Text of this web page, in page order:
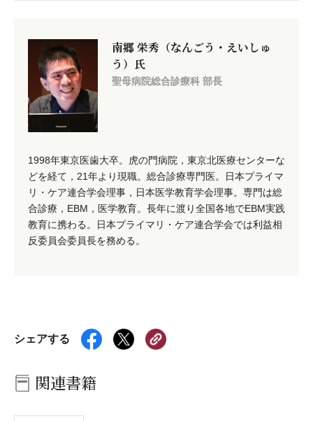
南郷 栄秀（なんごう・えいしゅ
う）氏
聖母病院総合診療科 部長
1998年東京医歯大卒。虎の門病院，東京北医療センターな
どを経て，21年より現職。総合診療専門医。日本プライマ
リ・ケア連合学会理事，日本医学教育学会理事。専門は総
合診療，EBM，医学教育。長年に渡り全国各地でEBM実践
教育に携わる。日本プライマリ・ケア連合学会では利益相
反委員会委員長を務める。
シェアする
関連書籍